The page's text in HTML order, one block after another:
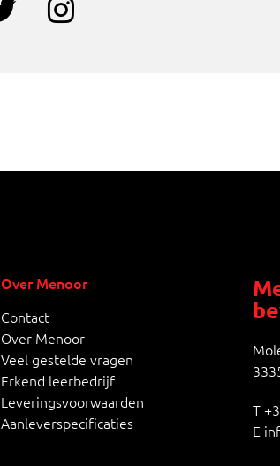
Over Menoor
Contact
Over Menoor
Veel gestelde vragen
Erkend leerbedrijf
Leveringsvoorwaarden
Aanleverspecificaties
T
E